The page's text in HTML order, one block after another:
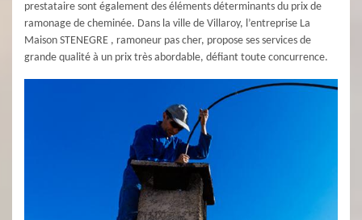
prestataire sont également des éléments déterminants du prix de
ramonage de cheminée. Dans la ville de Villaroy, l’entreprise La
Maison STENEGRE , ramoneur pas cher, propose ses services de
grande qualité à un prix très abordable, défiant toute concurrence.